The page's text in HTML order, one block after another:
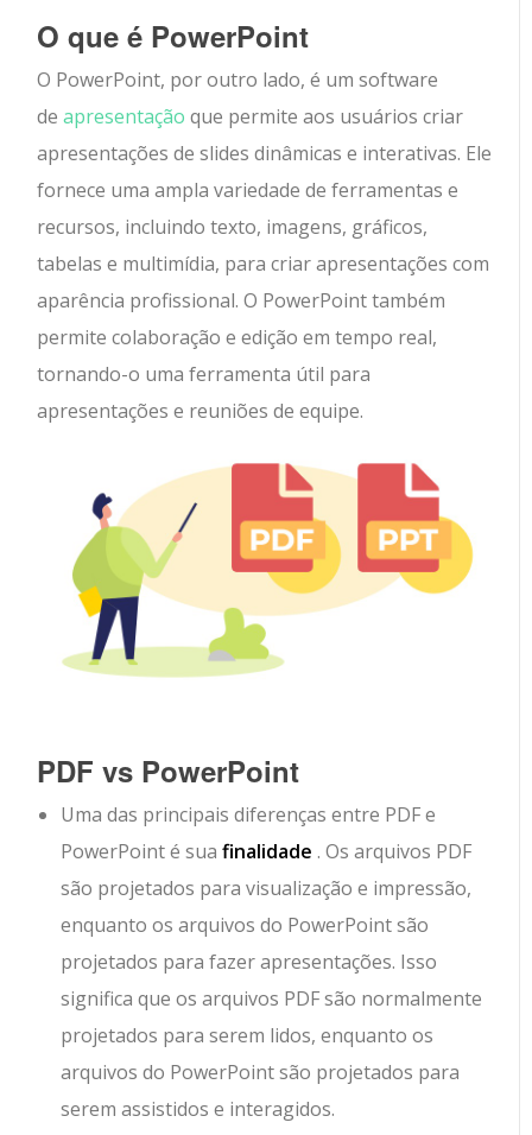
O que é PowerPoint
O PowerPoint, por outro lado, é um software
deapresentação que permite aos usuários criar
apresentações de slides dinâmicas e interativas. Ele
fornece uma ampla variedade de ferramentas e
recursos, incluindo texto, imagens, gráficos,
tabelas e multimídia, para criar apresentações com
aparência profissional. O PowerPoint também
permite colaboração e edição em tempo real,
tornando-o uma ferramenta útil para
apresentações e reuniões de equipe.
PDF vs PowerPoint
Uma das principais diferenças entre PDF e
PowerPoint é suafinalidade . Os arquivos PDF
são projetados para visualização e impressão,
enquanto os arquivos do PowerPoint são
projetados para fazer apresentações. Isso
significa que os arquivos PDF são normalmente
projetados para serem lidos, enquanto os
arquivos do PowerPoint são projetados para
serem assistidos e interagidos.